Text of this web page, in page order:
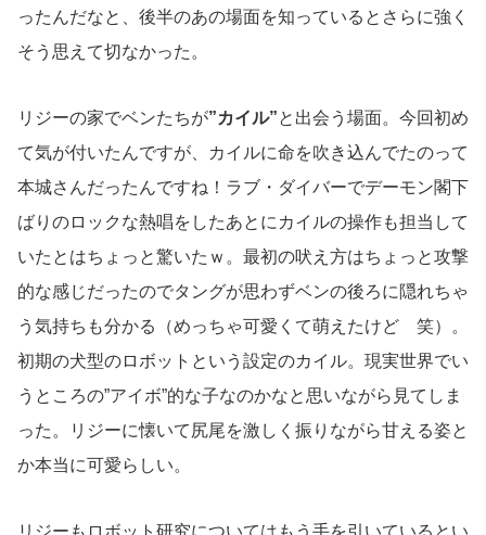
ったんだなと、後半のあの場面を知っているとさらに強く
そう思えて切なかった。
リジーの家でベンたちが”カイル”と出会う場面。今回初め
て気が付いたんですが、カイルに命を吹き込んでたのって
本城さんだったんですね！ラブ・ダイバーでデーモン閣下
ばりのロックな熱唱をしたあとにカイルの操作も担当して
いたとはちょっと驚いたｗ。最初の吠え方はちょっと攻撃
的な感じだったのでタングが思わずベンの後ろに隠れちゃ
う気持ちも分かる（めっちゃ可愛くて萌えたけど 笑）。
初期の犬型のロボットという設定のカイル。現実世界でい
うところの”アイボ”的な子なのかなと思いながら見てしま
った。リジーに懐いて尻尾を激しく振りながら甘える姿と
か本当に可愛らしい。
リジーもロボット研究についてはもう手を引いているとい